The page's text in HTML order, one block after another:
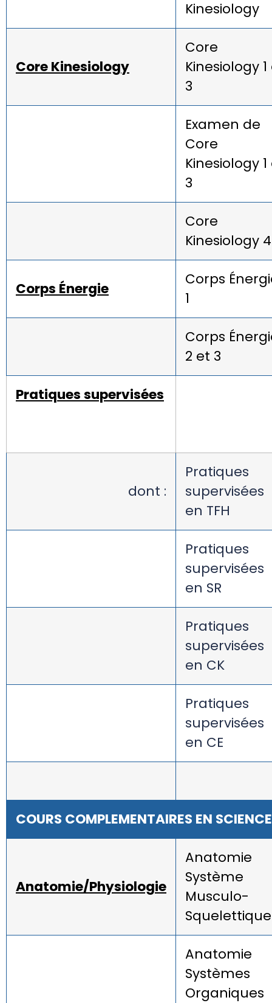
Kinesiology
Core Kinesiology
Core
Kinesiology 1
3
Examen de
Core
Kinesiology 1
3
Core
Kinesiology 4
Corps Énergie
Corps
1
Corps
2 et 3
Pratiques supervisées
dont :
Pratiques
supervisées
en TFH
Pratiques
supervisées
en SR
Pratiques
supervisées
en CK
Pratiques
supervisées
en CE
COURS COMPLEMENTAIRES EN
Anatomie/Physiologie
Anatomie
Système
Musculo-
Squelettique
Anatomie
Systèmes
Organiques